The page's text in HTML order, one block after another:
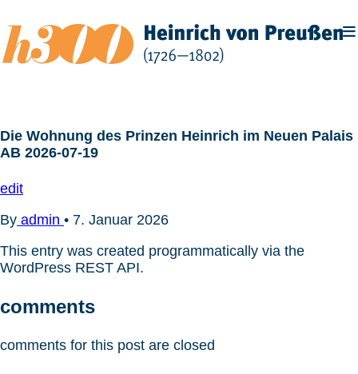
Inhalt
springen
Die Wohnung des Prinzen Heinrich im Neuen Palais
AB 2026-07-19
edit
By admin • 7. Januar 2026
This entry was created programmatically via the
WordPress REST API.
comments
comments for this post are closed